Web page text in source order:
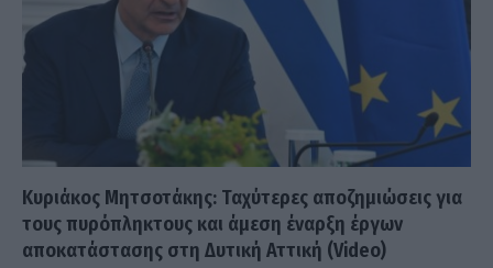
Κυριάκος Μητσοτάκης: Ταχύτερες αποζημιώσεις για
τους πυρόπληκτους και άμεση έναρξη έργων
αποκατάστασης στη Δυτική Αττική (Video)